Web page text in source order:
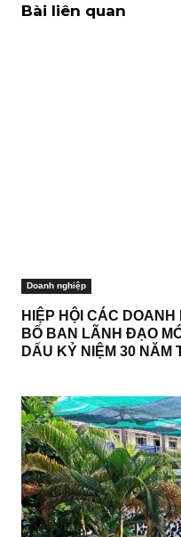
Bài liên quan
Doanh nghiệp
HIỆP HỘI CÁC
BỐ BAN LÃNH ĐẠO
DẤU KỶ NIỆM 30 NĂM